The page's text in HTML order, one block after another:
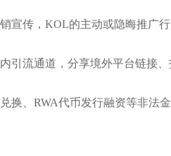
宣传，KOL的主动或隐晦推广行
引流通道，分享境外平台链接
换、RWA代币发行融资等非法